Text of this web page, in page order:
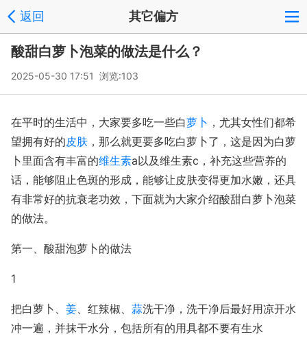
返回 其它偏方
酸甜白萝卜泡菜的做法是什么？
2025-05-30 17:51 浏览:103
在平时的生活中，大家要多吃一些白萝卜 ，尤其女性们都希
望拥有好的皮肤 ，那么就更要多吃白萝卜了，这是因为白萝
卜里面含有丰富的维生素a以及维生素c，补充这些营养的
话，能够阻止色斑的形成，能够让皮肤变得更加水嫩，还具
有非常好的抗衰老功效，下面就为大家介绍酸甜白萝卜泡菜
的做法。
第一、酸甜泡萝卜的做法
1
把白萝卜、 姜、红辣椒、 蒜洗干净，洗干净后最好用凉开水
冲一遍，并抹干水分，包括所有的用具都不要有生水